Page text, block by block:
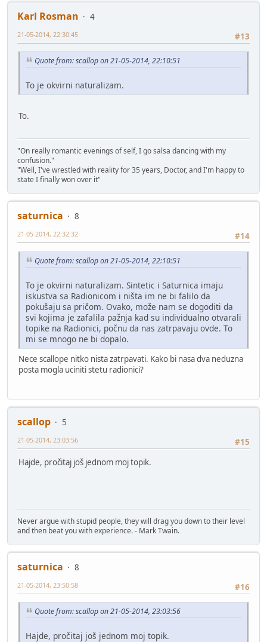
Karl Rosman
4
#13
21-05-2014, 22:30:45
Quote from: scallop on 21-05-2014, 22:10:51
To je okvirni naturalizam.
To.
"On really romantic evenings of self, I go salsa dancing with my
confusion."
"Well, I've wrestled with reality for 35 years, Doctor, and I'm happy to
state I finally won over it"
saturnica
8
#14
21-05-2014, 22:32:32
Quote from: scallop on 21-05-2014, 22:10:51
To je okvirni naturalizam. Sintetic i Saturnica imaju
iskustva sa Radionicom i ništa im ne bi falilo da
pokušaju sa pričom. Ovako, može nam se dogoditi da
svi kojima je zafalila pažnja kad su individualno otvarali
topike na Radionici, počnu da nas zatrpavaju ovde. To
mi se mnogo ne bi dopalo.
Nece scallope nitko nista zatrpavati. Kako bi nasa dva neduzna
posta mogla uciniti stetu radionici?
scallop
5
#15
21-05-2014, 23:03:56
Hajde, pročitaj još jednom moj topik.
Never argue with stupid people, they will drag you down to their level
and then beat you with experience. - Mark Twain.
saturnica
8
#16
21-05-2014, 23:50:58
Quote from: scallop on 21-05-2014, 23:03:56
Hajde, pročitaj još jednom moj topik.